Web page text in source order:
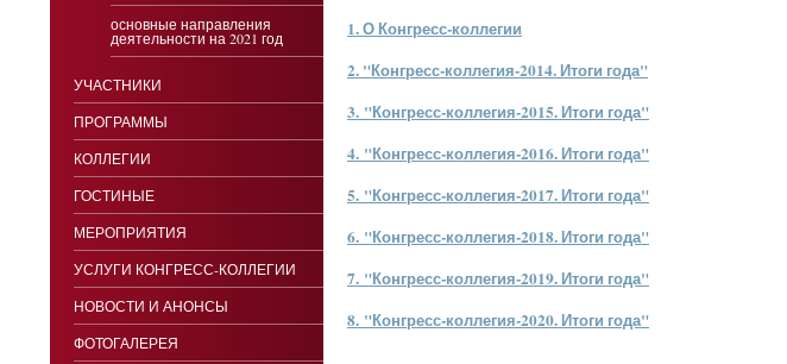
1. О Кон­гресс-кол­ле­гии
2. "Кон­гресс-кол­ле­гия-2014. Ито­ги го­да"
3. "Кон­гресс-кол­ле­гия-2015. Ито­ги го­да"
4. "Кон­гресс-кол­ле­гия-2016. Ито­ги го­да"
5. "Кон­гресс-кол­ле­гия-2017. Ито­ги го­да"
6. "Кон­гресс-кол­ле­гия-2018. Ито­ги го­да"
7. "Кон­гресс-кол­ле­гия-2019. Ито­ги го­да"
8. "Кон­гресс-кол­ле­гия-2020. Ито­ги го­да"
основные направления
деятельности на 2021 год
УЧАСТНИКИ
ПРОГРАММЫ
КОЛЛЕГИИ
ГОСТИНЫЕ
МЕРОПРИЯТИЯ
УСЛУГИ КОНГРЕСС-КОЛЛЕГИИ
НОВОСТИ И АНОНСЫ
ФОТОГАЛЕРЕЯ